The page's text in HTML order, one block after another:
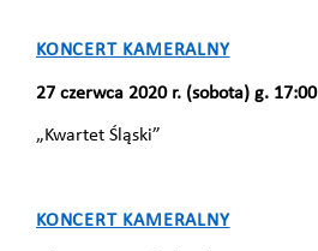
KONCERT KAMERALNY
27 czerwca 2020 r. (sobota) g. 17:00
„Kwartet Śląski”
KONCERT KAMERALNY